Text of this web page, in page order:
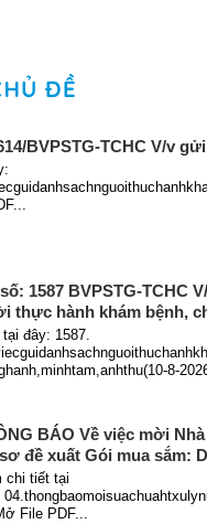
ĐỀ
BVPSTG-TCHC V/v
1587 BVPSTG-TCHC
thực hành khám bệnh,
đây: 1587.
8-
BÁO Về việc mời
đề xuất Gói mua sắm:
hệ thống xử lý nước thải
chi tiết tại
File PDF...